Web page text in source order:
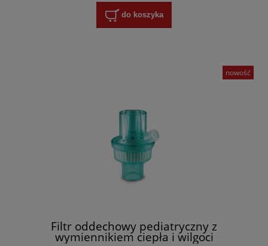
do koszyka
Filtr oddechowy pediatryczny z
wymiennikiem ciepła i wilgoci
nowość